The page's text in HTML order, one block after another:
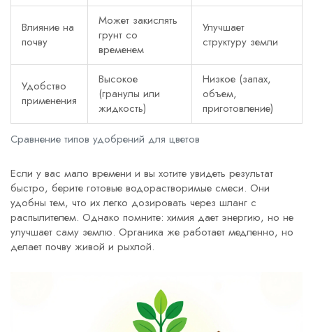
Сравнение типов удобрений для цветов
Влияние на
почву
Может закислять
грунт со
временем
Улучшает
структуру земли
Удобство
применения
Высокое
(гранулы или
жидкость)
Низкое (запах,
объем,
приготовление)
Если у вас мало времени и вы хотите увидеть результат
быстро, берите готовые водорастворимые смеси. Они
удобны тем, что их легко дозировать через шланг с
распылителем. Однако помните: химия дает энергию, но не
улучшает саму землю. Органика же работает медленно, но
делает почву живой и рыхлой.